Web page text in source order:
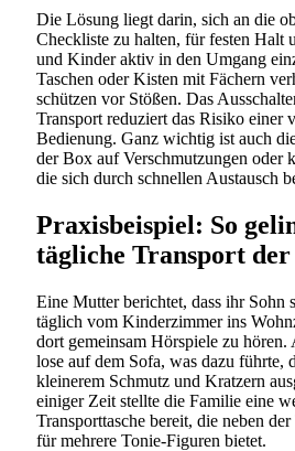
Die Lösung liegt darin, sich an die
Checkliste zu halten, für festen Halt
und Kinder aktiv in den Umgang
Taschen oder Kisten mit Fächern
schützen vor Stößen. Das
Transport reduziert das Risiko einer
Bedienung. Ganz wichtig ist auch
der Box auf Verschmutzungen oder
die sich durch schnellen Austausch
Praxisbeispiel: So
tägliche Transport der
Eine Mutter berichtet, dass ihr Sohn
täglich vom Kinderzimmer ins
dort gemeinsam Hörspiele zu
lose auf dem Sofa, was dazu führte,
kleinerem Schmutz und Kratzern
einiger Zeit stellte die Familie eine
Transporttasche bereit, die neben
für mehrere Tonie-Figuren bietet.